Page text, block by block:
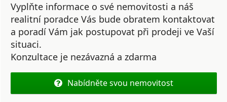
Vyplňte informace o své nemovitosti a náš
realitní poradce Vás bude obratem kontaktovat
a poradí Vám jak postupovat při prodeji ve Vaší
situaci.
Konzultace je nezávazná a zdarma
Nabídněte svou nemovitost